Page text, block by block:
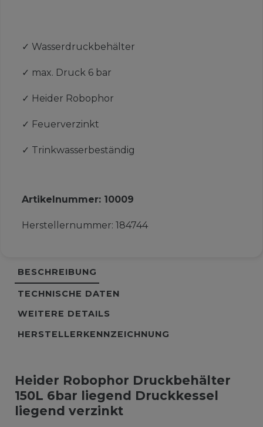
✓ Wasserdruckbehälter
✓ max. Druck 6 bar
✓ Heider Robophor
✓ Feuerverzinkt
✓ Trinkwasserbeständig
Artikelnummer: 10009
Herstellernummer: 184744
BESCHREIBUNG
TECHNISCHE DATEN
WEITERE DETAILS
HERSTELLERKENNZEICHNUNG
Heider Robophor Druckbehälter
150L 6bar liegend Druckkessel
liegend verzinkt